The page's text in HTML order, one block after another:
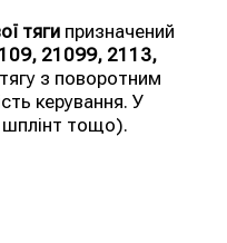
тяги призначений
21099, 2113,
з поворотним
керування. У
шплінт тощо).